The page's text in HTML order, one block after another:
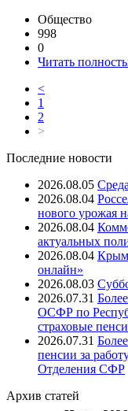
Общество
998
0
Читать
<
1
2
>
Последние новости
2026.08.05
2026.08.04
нового урожая
2026.08.04
актуальных
2026.08.04
онлайн»
2026.08.03
2026.07.31
ОСФР по
страховые
2026.07.31
пенсии за
Отделения СФР
Архив статей